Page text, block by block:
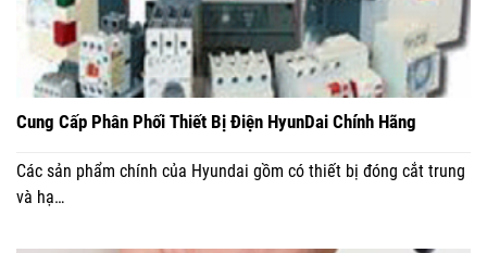
Cung Cấp Phân Phối Thiết Bị Điện HyunDai Chính Hãng
Các sản phẩm chính của Hyundai gồm có thiết bị đóng cắt trung
và hạ…